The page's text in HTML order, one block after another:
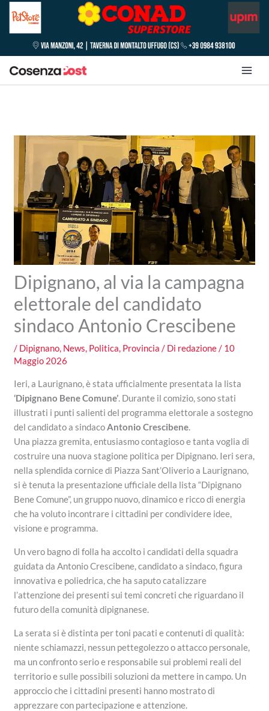
Dipignano, al via la campagna
elettorale del candidato
sindaco Antonio Crescibene
/ Dipignano, News, Politica, Provincia / Di redazione/ 10
Maggio 2026
Ieri, a Laurignano, è stata ufficialmente presentata la lista
‘Dipignano Bene Comune’. Durante il comizio, sono stati
illustrati i punti salienti del programma elettorale a sostegno
del candidato a sindacoAntonio Crescibene.
Una piazza gremita, entusiasmo contagioso e tanta voglia di
costruire una nuova stagione politica per Dipignano. Ieri sera,
nella splendida cornice di Piazza Sant’Oliverio a Laurignano,
si è tenuta la presentazione ufficiale della lista “Dipignano
Bene Comune”, un gruppo nuovo, dinamico e ricco di energia
che ha voluto incontrare i cittadini per condividere idee,
visione e programma.
Un vero bagno di folla ha accolto i candidati della squadra
guidata da Antonio Crescibene, candidato a sindaco, figura
innovativa e poliedrica, che ha saputo catalizzare
l’attenzione dei presenti sui temi concreti che riguardano il
futuro della comunità dipignanese.
La serata si è distinta per toni pacati e contenuti di qualità:
niente schiamazzi, nessun pettegolezzo o attacco personale,
ma un confronto serio e responsabile sui problemi reali del
territorio e sulle possibili soluzioni da mettere in campo. Un
approccio che i cittadini presenti hanno mostrato di
apprezzare con partecipazione e attenzione.